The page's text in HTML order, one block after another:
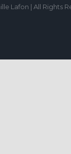
Lafon | All Rights